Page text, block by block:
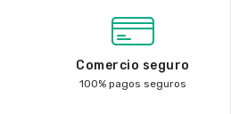
Comercio seguro
100% pagos seguros